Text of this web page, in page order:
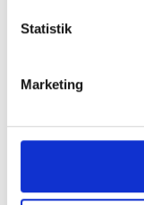
Statistik
Marketing